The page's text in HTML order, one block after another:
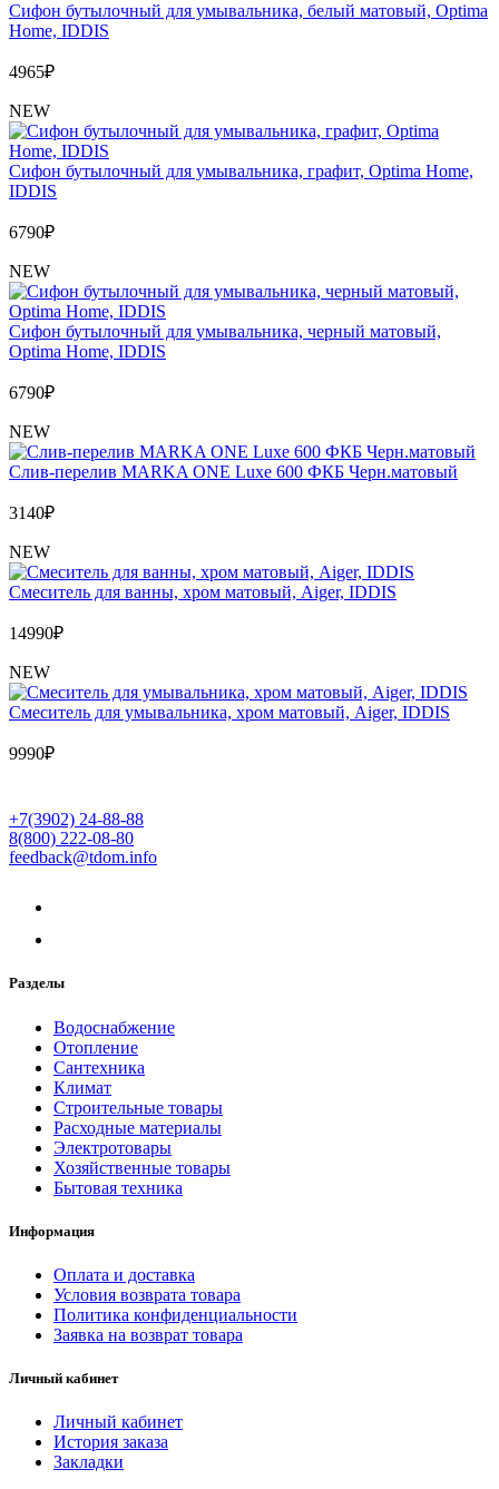
Сифон бутылочный для умывальника, белый матовый, Optima
Home, IDDIS
4965₽
NEW
Сифон бутылочный для умывальника, графит, Optima Home,
IDDIS
6790₽
NEW
Сифон бутылочный для умывальника, черный матовый,
Optima Home, IDDIS
6790₽
NEW
Слив-перелив MARKA ONE Luxe 600 ФКБ Черн.матовый
3140₽
NEW
Cмеситель для ванны, хром матовый, Aiger, IDDIS
14990₽
NEW
Cмеситель для умывальника, хром матовый, Aiger, IDDIS
9990₽
+7(3902) 24-88-88
8(800) 222-08-80
feedback@tdom.info
Разделы
Водоснабжение
Отопление
Сантехника
Климат
Строительные товары
Расходные материалы
Электротовары
Хозяйственные товары
Бытовая техника
Информация
Оплата и доставка
Условия возврата товара
Политика конфиденциальности
Заявка на возврат товара
Личный кабинет
Личный кабинет
История заказа
Закладки